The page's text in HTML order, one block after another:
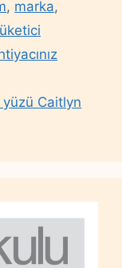
, marka,
yüzü Caitlyn